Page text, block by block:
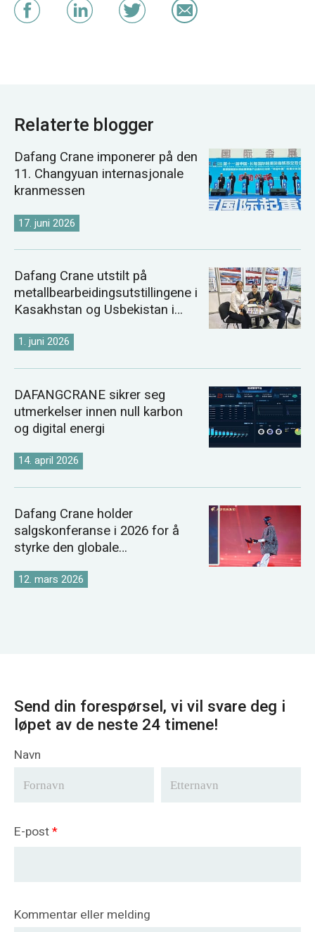
Relaterte blogger
Dafang Crane imponerer på den
11. Changyuan internasjonale
kranmessen
17. juni 2026
Dafang Crane utstilt på
metallbearbeidingsutstillingene i
Kasakhstan og Usbekistan i
1. juni 2026
DAFANGCRANE sikrer seg
utmerkelser innen null karbon
og digital energi
14. april 2026
Dafang Crane holder
salgskonferanse i 2026 for å
styrke den globale
12. mars 2026
Send din forespørsel, vi vil svare deg i
løpet av de neste 24 timene!
Navn
E-post*
Kommentar eller melding